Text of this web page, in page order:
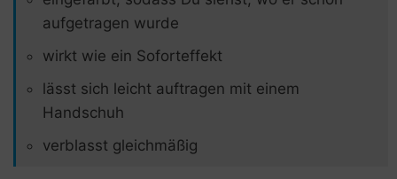
aufgetragen wurde
wirkt wie ein Soforteffekt
lässt sich leicht auftragen mit einem
Handschuh
verblasst gleichmäßig